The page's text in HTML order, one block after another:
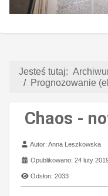
Jesteś tutaj:
Prognozowanie
Chaos -
Szczegóły
Autor:Anna Leszkowska
Opublikowano: 24 luty
Odsłon: 2033